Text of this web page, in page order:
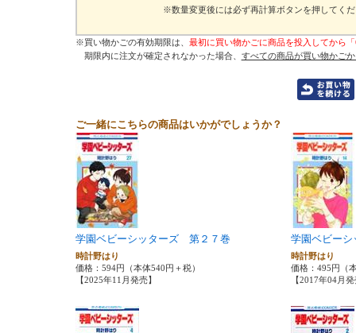
※数量変更後には必ず再計算ボタンを押してく
※買い物かごの有効期限は、 最初に買い物かごに商品を投入してから
期限内に注文が確定されなかった場合、 すべての商品が買い物かご
ご一緒にこちらの商品はいかがでしょうか？
学園ベビーシッターズ 第２７巻
時計野はり
価格：594円（本体540円＋税）
【2025年11月発売】
学園ベビー
時計野はり
価格：495円（
【2017年04月